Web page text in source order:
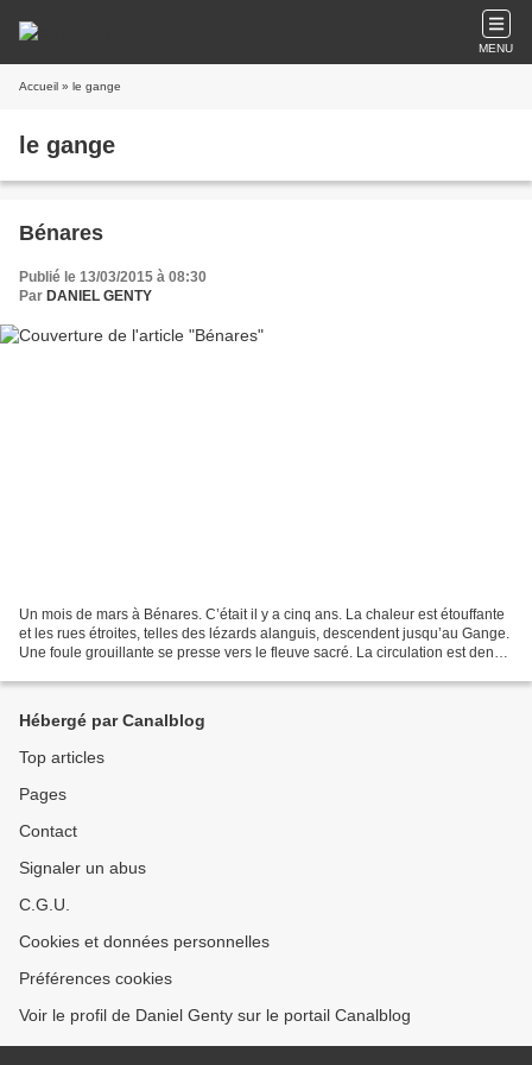
MENU
Accueil » le gange
le gange
Bénares
Publié le 13/03/2015 à 08:30
Par DANIEL GENTY
Un mois de mars à Bénares. C’était il y a cinq ans. La chaleur est étouffante
et les rues étroites, telles des lézards alanguis, descendent jusqu’au Gange.
Une foule grouillante se presse vers le fleuve sacré. La circulation est dense
Hébergé par Canalblog
Top articles
Pages
Contact
Signaler un abus
C.G.U.
Cookies et données personnelles
Préférences cookies
Voir le profil de Daniel Genty sur le portail Canalblog